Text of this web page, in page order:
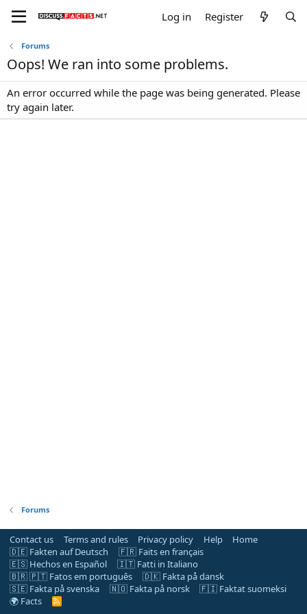
Log in Register
Forums
Oops! We ran into some problems.
An error occurred while the page was being generated. Please
try again later.
Forums
Contact us Terms and rules Privacy policy Help
Home
🇩🇪 Fakten auf Deutsch
🇫🇷 Faits en français
🇪🇸 Hechos en Español
🇮🇹 Fatti in Italiano
🇧🇷 🇵🇹 Fatos em português
🇩🇰 Fakta på dansk
🇸🇪 Fakta på svenska
🇳🇴 Fakta på norsk
🇫🇮 Faktat suomeksi
🌍 Facts
R